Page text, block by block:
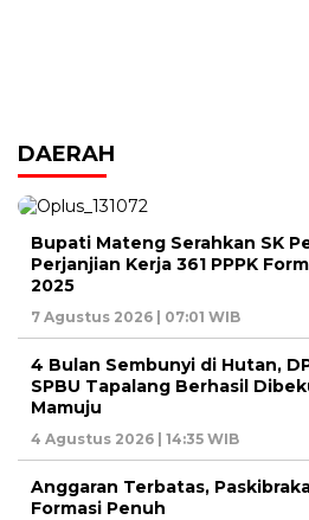
DAERAH
Bupati Mateng Serahkan SK
Perjanjian Kerja 361 PPPK
2025
7 Agustus 2026 | 07:01 WIB
4 Bulan Sembunyi di Hutan,
SPBU Tapalang Berhasil
Mamuju
4 Agustus 2026 | 14:35 WIB
Anggaran Terbatas,
Formasi Penuh